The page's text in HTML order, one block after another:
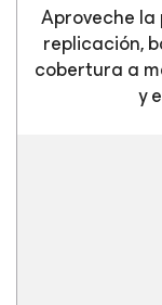
Aproveche
replicación,
cobertura a
y